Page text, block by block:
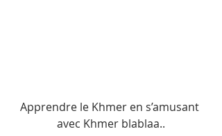
Apprendre le Khmer en s’amusant
avec Khmer blablaa..